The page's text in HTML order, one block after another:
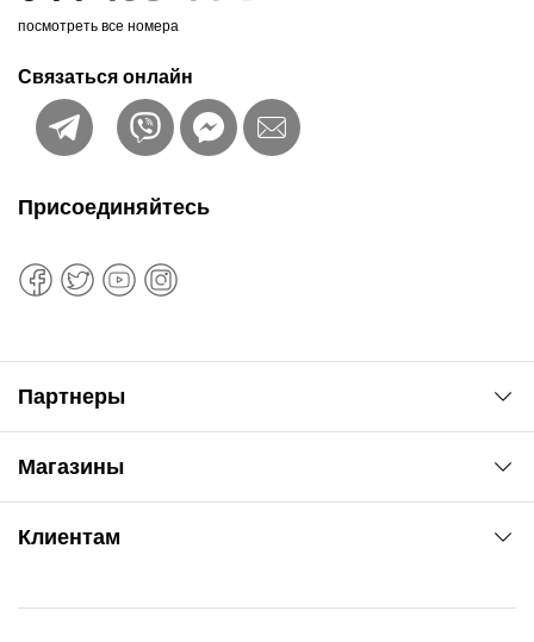
посмотреть все номера
Связаться онлайн
Магазины
ул. Рабочая, 2-а
Клиентам
Присоединяйтесь
Партнеры